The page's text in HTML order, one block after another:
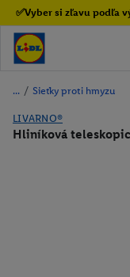
✅Vyber si zľavu podľa
/ Sieťky proti hmyzu
LIVARNO®
Hliníková